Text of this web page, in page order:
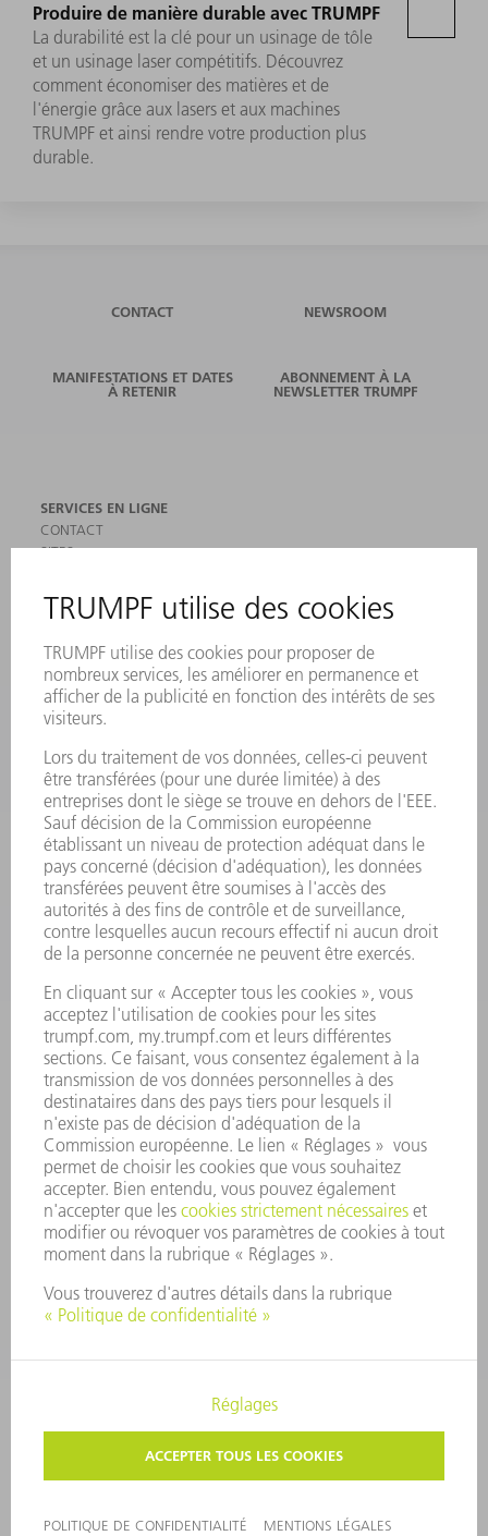
Produire de manière durable avec TRUMPF
La durabilité est la clé pour un usinage de tôle
et un usinage laser compétitifs. Découvrez
comment économiser des matières et de
l'énergie grâce aux lasers et aux machines
TRUMPF et ainsi rendre votre production plus
durable.
CONTACT NEWSROOM
MANIFESTATIONS ET DATES
À RETENIR
ABONNEMENT À LA
NEWSLETTER TRUMPF
SERVICES EN LIGNE
CONTACT
SITES
INSCRIPTION À LA NEWSLETTER
MYTRUMPF
PRODUITS
MACHINES & SYSTÈMES
LASER
ELECTRONIQUE DE PUISSANCE
OUTILS ÉLECTRIQUES
SMART FACTORY
LOGICIEL
SERVICES
APPLICATIONS
SECTEURS D'ACTIVITÉ
ENTREPRISE
CARRIÈRE
OFFRES
PROFIL DE L'ENTREPRISE
CONSEIL D'ADMINISTRATION
RAPPORT ANNUEL
PRINCIPES FONDAMENTAUX DE L'ENTREPRISE
CONFORMITÉ
SYSTÈME D'ALERTE
SÉCURITÉ
COMMUNIQUÉS DE PRESSE
MAGAZINE
DURABILITÉ
ENVIRONNEMENT ET CLIMAT
SOCIAL ET SOCIÉTÉ
GESTION D'ENTREPRISE
PROTECTION DES DONNÉES PERSONNELLES
COPYRIGHT ET DROIT DES MARQUES
CONDITIONS GÉNÉRALES
PARAMÈTRES VIE PRIVÉE